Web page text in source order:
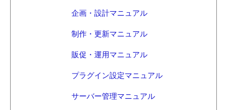
企画・設計マニュアル
制作・更新マニュアル
販促・運用マニュアル
プラグイン設定マニュアル
サーバー管理マニュアル